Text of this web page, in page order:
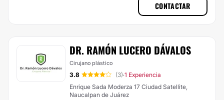
CONTACTAR
DR. RAMÓN LUCERO DÁVALOS
Cirujano plástico
3.8 (3)·1 Experiencia
Enrique Sada Moderza 17 Ciudad Satellite,
Naucalpan de Juárez